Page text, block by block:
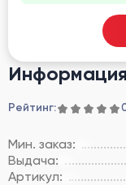
Информация
Рейтинг:
Мин. заказ:
Выдача:
Артикул: